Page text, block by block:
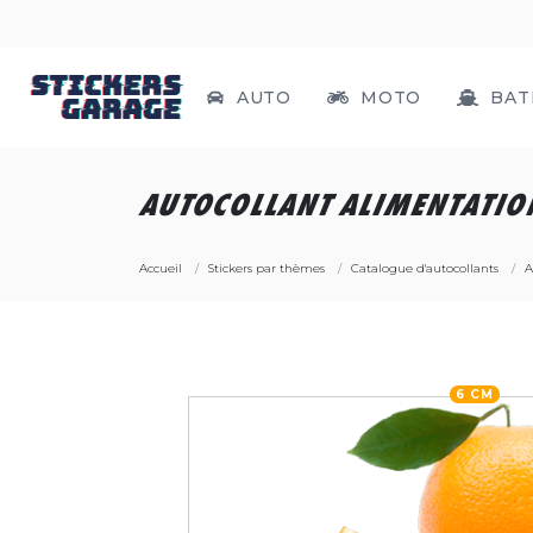
AUTO MOTO
AUTOCOLLANT
Accueil Stickers par thèmes Catalogue d'autocollants
6 CM